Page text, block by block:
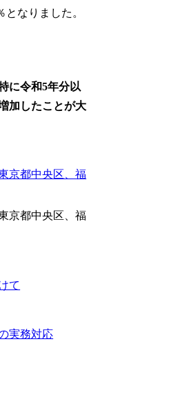
となりました。
に令和5年分以
加したことが大
京都中央区、福
京都中央区、福
て
実務対応